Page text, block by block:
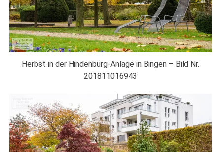
Herbst in der Hindenburg-Anlage in Bingen – Bild Nr.
201811016943